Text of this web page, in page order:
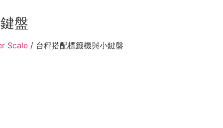
盤
Scale / 台秤搭配標籤機與小鍵盤